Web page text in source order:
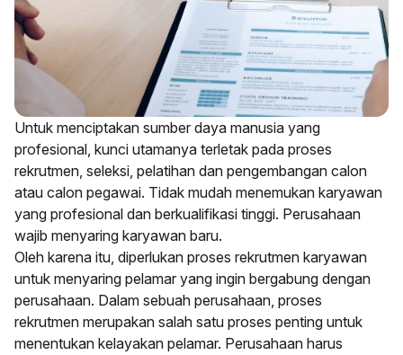
Untuk menciptakan sumber daya manusia yang
profesional, kunci utamanya terletak pada proses
rekrutmen, seleksi, pelatihan dan pengembangan calon
atau calon pegawai. Tidak mudah menemukan karyawan
yang profesional dan berkualifikasi tinggi. Perusahaan
wajib menyaring karyawan baru.
Oleh karena itu, diperlukan proses rekrutmen karyawan
untuk menyaring pelamar yang ingin bergabung dengan
perusahaan. Dalam sebuah perusahaan, proses
rekrutmen merupakan salah satu proses penting untuk
menentukan kelayakan pelamar. Perusahaan harus